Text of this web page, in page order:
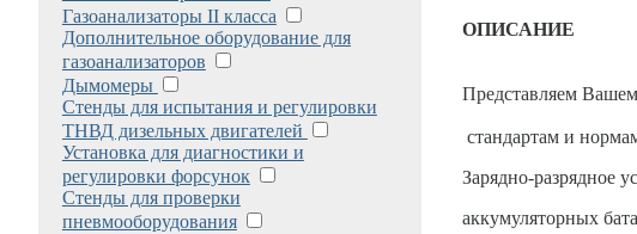
Газоанализаторы II класса
Дополнительное оборудование для
газоанализаторов
Дымомеры
Стенды для испытания и регулировки
ТНВД дизельных двигателей
Установка для диагностики и
регулировки форсунок
Стенды для проверки
пневмооборудования
ОПИСАНИЕ
Представляем
стандартам и
Зарядно-разрядное
аккумуляторных